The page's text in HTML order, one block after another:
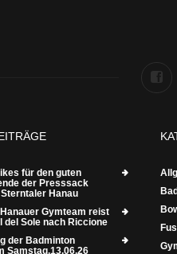
für den guten
der Presssack
Hanau
Gymteam reist
del Sole nach Riccione
der Badminton
Samstag,13.06.26